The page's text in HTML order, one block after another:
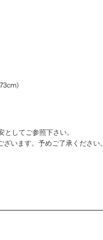
してご参照下さい。
います。予めご了承ください。